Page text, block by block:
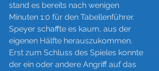
stand es bereits nach wenigen
Minuten 1:0 für den Tabellenführer.
Speyer schaffte es kaum, aus der
eigenen Hälfte herauszukommen.
Erst zum Schluss des Spieles konnte
der ein oder andere Angriff auf das